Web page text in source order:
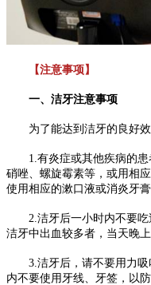
【注意事项】
一、洁牙注意事项
为了能达到洁牙的良好效
1.有炎症或其他疾病的患
硝唑、螺旋霉素等，或用相
使用相应的漱口液或消炎牙
2.洁牙后一小时内不要吃
洁牙中出血较多者，当天晚上
3.洁牙后，请不要用力吸
内不要使用牙线、牙签，以